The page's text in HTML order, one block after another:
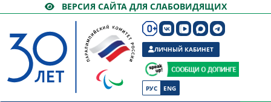
ВЕРСИЯ САЙТА ДЛЯ СЛАБОВИДЯЩИХ
РУС ENG
ЛИЧНЫЙ КАБИНЕТ